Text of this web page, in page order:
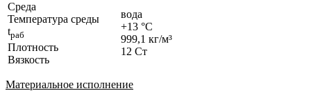
Среда
Температура среды
tраб
Плотность
Вязкость
вода
+13 °C
999,1 кг/м³
12 Ст
Материальное исполнение